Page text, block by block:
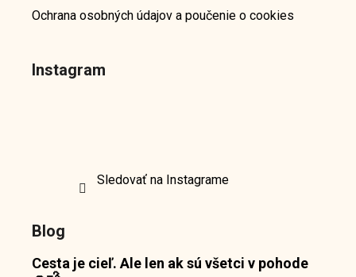
Ochrana osobných údajov a poučenie o cookies
Instagram
Sledovať na Instagrame
Blog
Cesta je cieľ. Ale len ak sú všetci v pohode